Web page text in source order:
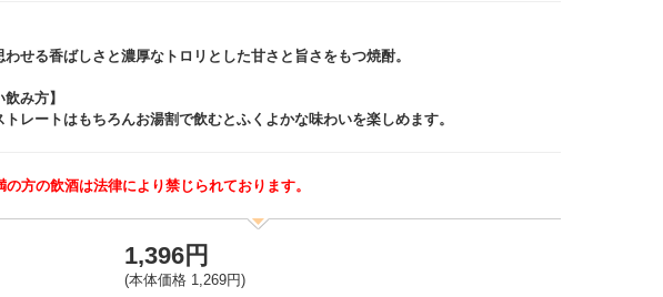
わせる香ばしさと濃厚なトロリとした甘さと旨さをもつ焼酎。
飲み方】
トレートはもちろんお湯割で飲むとふくよかな味わいを楽しめます。
方の飲酒は法律により禁じられております。
1,396円
(本体価格 1,269円)